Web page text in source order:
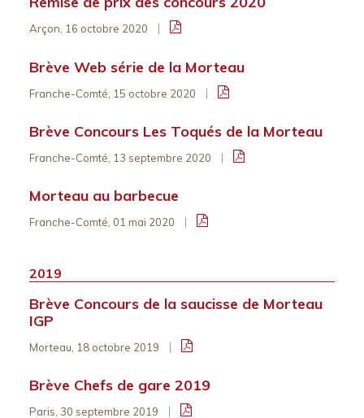
Arçon, 16 octobre 2020
Brève Web série de la Morteau
Franche-Comté, 15 octobre 2020
Brève Concours Les Toqués de la Morteau
Franche-Comté, 13 septembre 2020
Morteau au barbecue
Franche-Comté, 01 mai 2020
2019
Brève Concours de la saucisse de Morteau
IGP
Morteau, 18 octobre 2019
Brève Chefs de gare 2019
Paris, 30 septembre 2019